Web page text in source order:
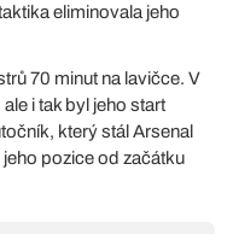
eliminovala jeho
70 minut na lavičce. V
i tak byl jeho start
který stál Arsenal
pozice od začátku